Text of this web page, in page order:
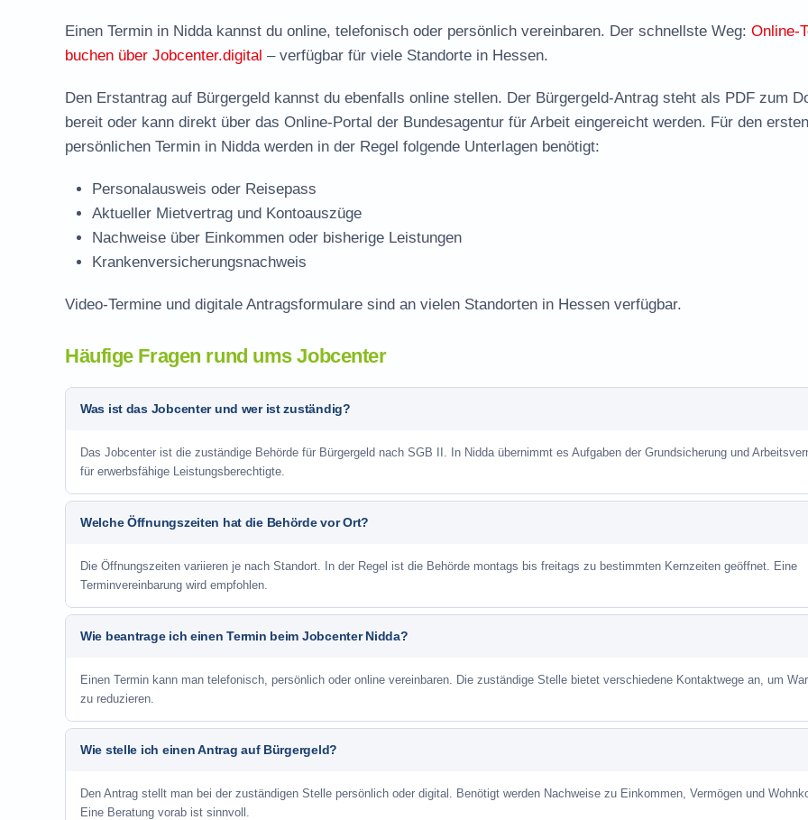
Einen Termin in Nidda kannst du online, telefonisch oder persönlich vereinbaren. Der schnellste Weg: Online-
buchen über Jobcenter.digital – verfügbar für viele Standorte in Hessen.
Den Erstantrag auf Bürgergeld kannst du ebenfalls online stellen. Der Bürgergeld-Antrag steht als PDF zum
bereit oder kann direkt über das Online-Portal der Bundesagentur für Arbeit eingereicht werden. Für den ersten
persönlichen Termin in Nidda werden in der Regel folgende Unterlagen benötigt:
Personalausweis oder Reisepass
Aktueller Mietvertrag und Kontoauszüge
Nachweise über Einkommen oder bisherige Leistungen
Krankenversicherungsnachweis
Video-Termine und digitale Antragsformulare sind an vielen Standorten in Hessen verfügbar.
Häufige Fragen rund ums Jobcenter
Was ist das Jobcenter und wer ist zuständig?
Das Jobcenter ist die zuständige Behörde für Bürgergeld nach SGB II. In Nidda übernimmt es Aufgaben der Grundsicherung und
für erwerbsfähige Leistungsberechtigte.
Welche Öffnungszeiten hat die Behörde vor Ort?
Die Öffnungszeiten variieren je nach Standort. In der Regel ist die Behörde montags bis freitags zu bestimmten Kernzeiten geöffnet. Eine
Terminvereinbarung wird empfohlen.
Wie beantrage ich einen Termin beim Jobcenter Nidda?
Einen Termin kann man telefonisch, persönlich oder online vereinbaren. Die zuständige Stelle bietet verschiedene Kontaktwege an, um
zu reduzieren.
Wie stelle ich einen Antrag auf Bürgergeld?
Den Antrag stellt man bei der zuständigen Stelle persönlich oder digital. Benötigt werden Nachweise zu Einkommen, Vermögen und
Eine Beratung vorab ist sinnvoll.